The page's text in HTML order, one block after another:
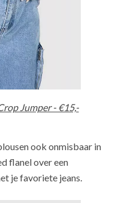
Jumper - €15,-
ook onmisbaar in
flanel over een
je favoriete jeans.